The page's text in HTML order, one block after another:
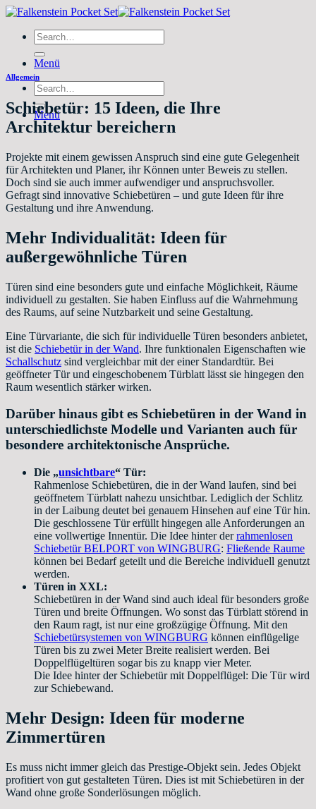
Zum
springenSearch
for:
Menü
Search
for:
Menü
Allgemein
Schiebetür: 15 Ideen, die Ihre
Architektur bereichern
Projekte mit einem gewissen Anspruch sind eine gute Gelegenheit
für Architekten und Planer, ihr Können unter Beweis zu stellen.
Doch sind sie auch immer aufwendiger und anspruchsvoller.
Gefragt sind innovative Schiebetüren – und gute Ideen für ihre
Gestaltung und ihre Anwendung.
Mehr Individualität: Ideen für
außergewöhnliche Türen
Türen sind eine besonders gute und einfache Möglichkeit, Räume
individuell zu gestalten. Sie haben Einfluss auf die Wahrnehmung
des Raums, auf seine Nutzbarkeit und seine Gestaltung.
Eine Türvariante, die sich für individuelle Türen besonders anbietet,
ist die Schiebetür in der Wand. Ihre funktionalen Eigenschaften wie
Schallschutz sind vergleichbar mit der einer Standardtür. Bei
geöffneter Tür und eingeschobenem Türblatt lässt sie hingegen den
Raum wesentlich stärker wirken.
Darüber hinaus gibt es Schiebetüren in der Wand in
unterschiedlichste Modelle und Varianten auch für
besondere architektonische Ansprüche.
Die „unsichtbare“ Tür:
Rahmenlose Schiebetüren, die in der Wand laufen, sind bei
geöffnetem Türblatt nahezu unsichtbar. Lediglich der Schlitz
in der Laibung deutet bei genauem Hinsehen auf eine Tür hin.
Die geschlossene Tür erfüllt hingegen alle Anforderungen an
eine vollwertige Innentür. Die Idee hinter derrahmenlosen
Schiebetür BELPORT von WINGBURG: Fließende Raume
können bei Bedarf geteilt und die Bereiche individuell genutzt
werden.
Türen in XXL:
Schiebetüren in der Wand sind auch ideal für besonders große
Türen und breite Öffnungen. Wo sonst das Türblatt störend in
den Raum ragt, ist nur eine großzügige Öffnung. Mit den
Schiebetürsystemen von WINGBURG können einflügelige
Türen bis zu zwei Meter Breite realisiert werden. Bei
Doppelflügeltüren sogar bis zu knapp vier Meter.
Die Idee hinter der Schiebetür mit Doppelflügel: Die Tür wird
zur Schiebewand.
Mehr Design: Ideen für moderne
Zimmertüren
Es muss nicht immer gleich das Prestige-Objekt sein. Jedes Objekt
profitiert von gut gestalteten Türen. Dies ist mit Schiebetüren in der
Wand ohne große Sonderlösungen möglich.